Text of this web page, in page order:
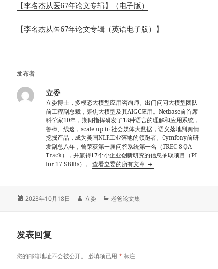
【李名杰从医67年论文专辑】（电子版）
【李名杰从医67年论文专辑（英语电子版）】
发布者
立委
立委博士，多模态大模型应用咨询师。出门问问大模型团队
前工程副总裁，聚焦大模型及其AIGC应用。Netbase前首席
科学家10年，期间指挥研发了18种语言的理解和应用系统，
鲁棒、线速，scale up to 社会媒体大数据，语义落地到舆情
挖掘产品，成为美国NLP工业落地的领跑者。Cymfony前研
发副总八年，曾荣获第一届问答系统第一名（TREC-8 QA
Track），并赢得17个小企业创新研究的信息抽取项目（PI
for 17 SBIRs）。查看立委的所有文章
发
2023年10月18日
作
立委
分
老爸论文集
发表回复
您的邮箱地址不会被公开。 必填项已用* 标注